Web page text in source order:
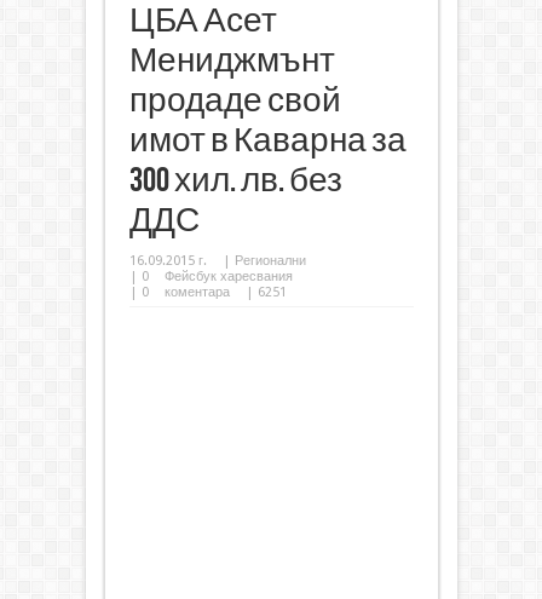
ЦБА Асет
Мениджмънт
продаде свой
имот в Каварна за
300 хил. лв. без
ДДС
16.09.2015 г.
Регионални
0
Фейсбук харесвания
0 коментара | 6251